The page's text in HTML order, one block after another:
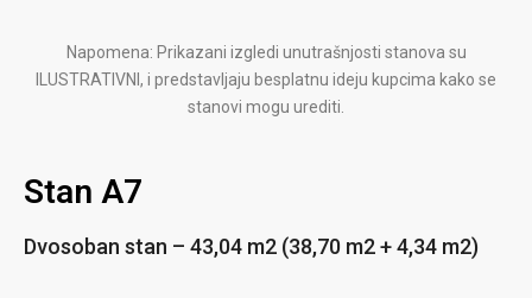
Napomena: Prikazani izgledi unutrašnjosti stanova su
ILUSTRATIVNI, i predstavljaju besplatnu ideju kupcima kako se
stanovi mogu urediti.
Stan A7
Dvosoban stan – 43,04 m2 (38,70 m2 + 4,34 m2)